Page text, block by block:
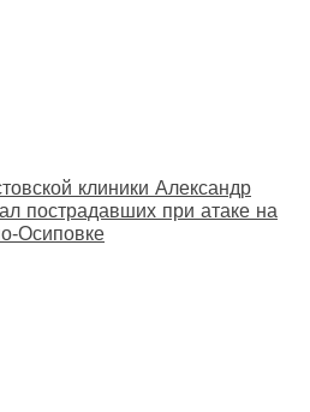
клиники Александр
пострадавших при атаке на